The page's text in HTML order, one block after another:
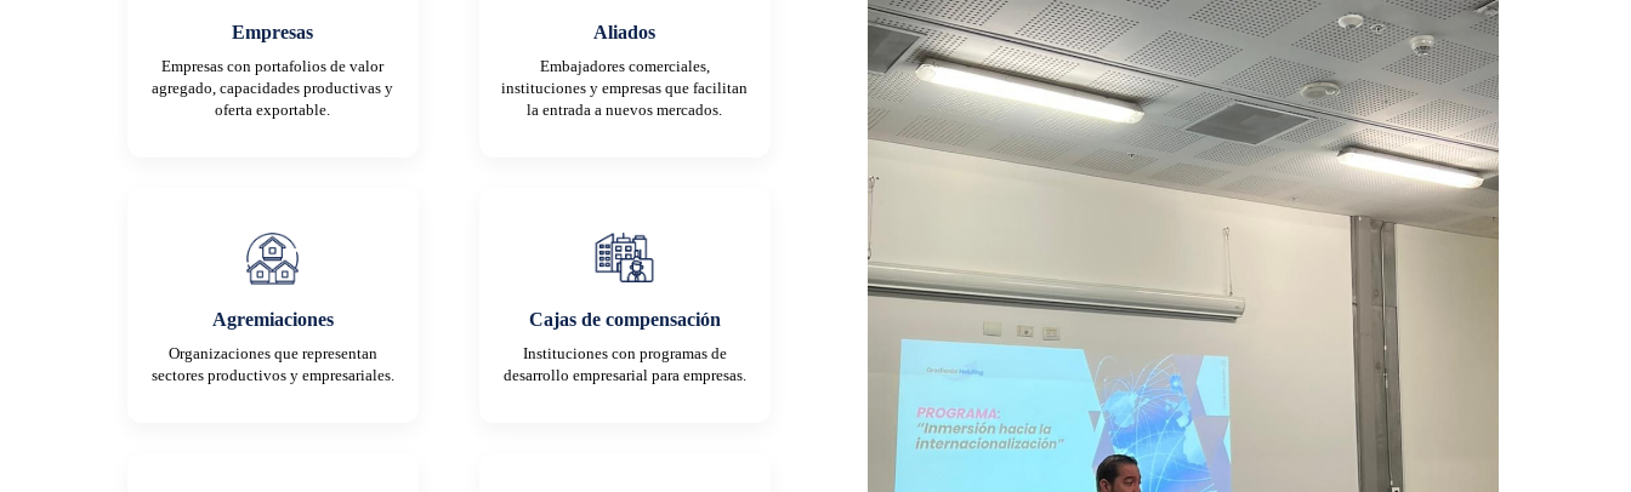
Empresas
Empresas con portafolios de valor
agregado, capacidades productivas y
oferta exportable.
Aliados
Embajadores comerciales,
instituciones y empresas que facilitan
la entrada a nuevos mercados.
Agremiaciones
Organizaciones que representan
sectores productivos y empresariales.
Cajas de compensación
Instituciones con programas de
desarrollo empresarial para empresas.